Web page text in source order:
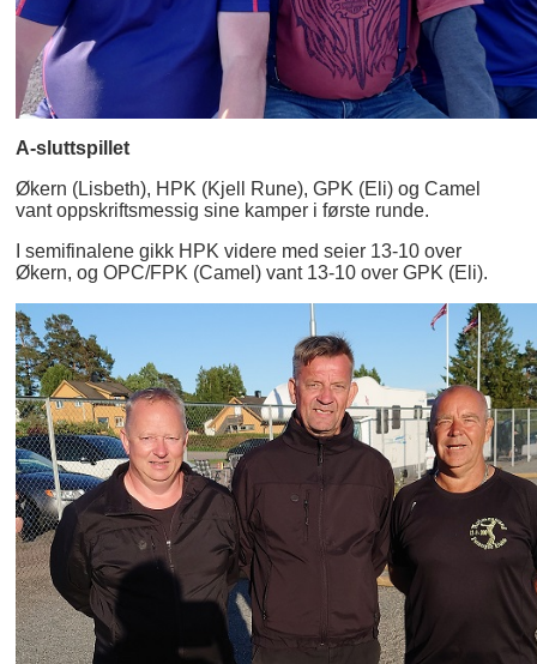
A-sluttspillet
Økern (Lisbeth), HPK (Kjell Rune), GPK (Eli) og Camel
vant oppskriftsmessig sine kamper i første runde.
I semifinalene gikk HPK videre med seier 13-10 over
Økern, og OPC/FPK (Camel) vant 13-10 over GPK (Eli).